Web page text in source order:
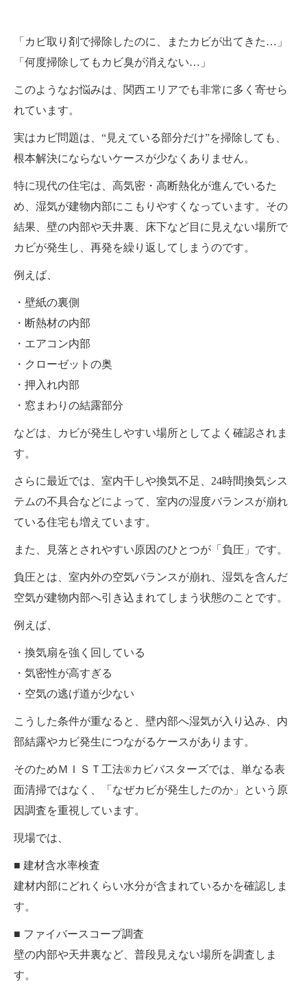
「カビ取り剤で掃除したのに、またカビが出てきた…」
「何度掃除してもカビ臭が消えない…」
このようなお悩みは、関西エリアでも非常に多く寄せら
れています。
実はカビ問題は、“見えている部分だけ”を掃除しても、
根本解決にならないケースが少なくありません。
特に現代の住宅は、高気密・高断熱化が進んでいるた
め、湿気が建物内部にこもりやすくなっています。その
結果、壁の内部や天井裏、床下など目に見えない場所で
カビが発生し、再発を繰り返してしまうのです。
例えば、
・壁紙の裏側
・断熱材の内部
・エアコン内部
・クローゼットの奥
・押入れ内部
・窓まわりの結露部分
などは、カビが発生しやすい場所としてよく確認されま
す。
さらに最近では、室内干しや換気不足、24時間換気シス
テムの不具合などによって、室内の湿度バランスが崩れ
ている住宅も増えています。
また、見落とされやすい原因のひとつが「負圧」です。
負圧とは、室内外の空気バランスが崩れ、湿気を含んだ
空気が建物内部へ引き込まれてしまう状態のことです。
例えば、
・換気扇を強く回している
・気密性が高すぎる
・空気の逃げ道が少ない
こうした条件が重なると、壁内部へ湿気が入り込み、内
部結露やカビ発生につながるケースがあります。
そのためＭＩＳＴ工法®カビバスターズでは、単なる表
面清掃ではなく、「なぜカビが発生したのか」という原
因調査を重視しています。
現場では、
■ 建材含水率検査
建材内部にどれくらい水分が含まれているかを確認しま
す。
■ ファイバースコープ調査
壁の内部や天井裏など、普段見えない場所を調査しま
す。